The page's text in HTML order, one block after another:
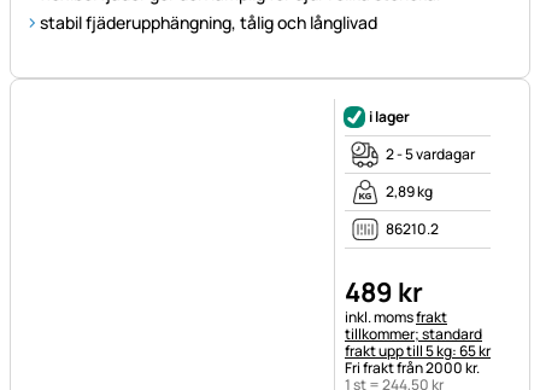
Pälskliare "Gerda" ryktborste, koborste
i lager
2 - 5 vardagar
2,89 kg
86210.2
489kr
Skatteinformation:
inkl. moms
tillkommer; standard
frakt upp till 5 kg: 65 kr
Fri frakt från 2000 kr.
1 st =244,50kr